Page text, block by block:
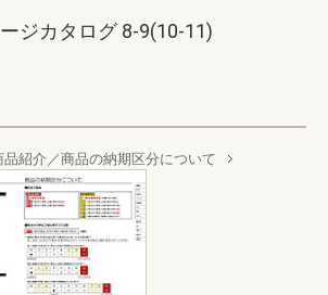
ジカタログ 8-9(10-11)
紹介／商品の納期区分について